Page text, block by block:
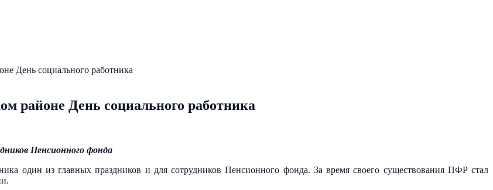
День социального работника
районе День социального работника
Пенсионного фонда
один из главных праздников и для сотрудников Пенсионного фонда. За время своего существования ПФР стал